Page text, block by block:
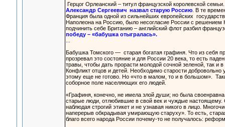
Герцог Орлеанский – титул французской королевской
Александр Сергеевич назвал старую Россию. В те
Франция была одной из сильнейших европейских
Наполеона на Россию, было несогласие России с решением
подчинить себе Британию – английский флот разбил
победу – «бабушка отыгралась».
Бабушка Томского — старая богатая графиня. Что из себя
прозревал это состояние и для России 20 века, то есть
травы, чтобы дать прорасти молодой сочной зеленой, так и
Конфликт отцов и детей. Необходимо старости
этому еще не готово. Но «что в малом, то и в большом».
соборное поле населяющих его людей.
«Графиня, конечно, не имела злой души; но была
старые люди, отлюбившие в свой век и чуждые настоящему.
наблюдая строгий этикет и не узнавая никого в лицо.
наперерыв обкрадывая умирающую старуху». То есть,
благо всего народа России почему-то не получалось: